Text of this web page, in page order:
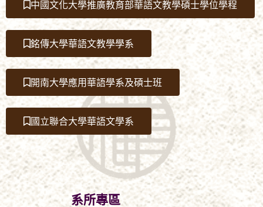
中國文化大學推廣教育部華語文教學碩士學位學程
銘傳大學華語文教學學系
開南大學應用華語學系及碩士班
國立聯合大學華語文學系
系所專區